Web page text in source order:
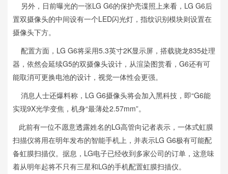
另外，日前曝光的一张LG G6的保护壳谍照上来看，LG G6后
置双摄像头的中间设有一个LED闪光灯，指纹识别模块则设置在
摄像头下方。
配置方面，LG G6将采用5.3英寸2K显示屏，搭载骁龙835处理
器，依然会延续G5的双摄像头设计，从渲染图赏看，G6还有可
能取消可更换电池的设计，视觉一体性会更强。
消息人士还爆料称，LG G6摄像头将会加入黑科技，即“G6能
实现9X光学变焦，机身“最薄处2.57mm”。
此前有一位不愿意透露姓名的LG高管向记者表示，一体式虹膜
扫描仪将用在明年发布的智能手机上，并表示LG G6极有可能配
备虹膜扫描仪。据息，LG电子已经收到多家公司的订单，这意味
着从明年起将不只有三星和LG的手机配置虹膜扫描仪。